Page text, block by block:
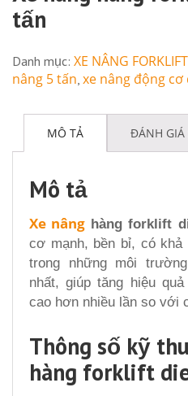
tấn
Danh mục: XE NÂNG FORKLIFT
nâng 5 tấn, xe nâng động cơ
MÔ TẢ ĐÁNH GIÁ
Mô tả
Xe nâng hàng forklift
cơ mạnh, bền bỉ, có khả
trong những môi
nhất, giúp tăng hiệu
cao hơn nhiều lần so với
Thông số kỹ
hàng forklift